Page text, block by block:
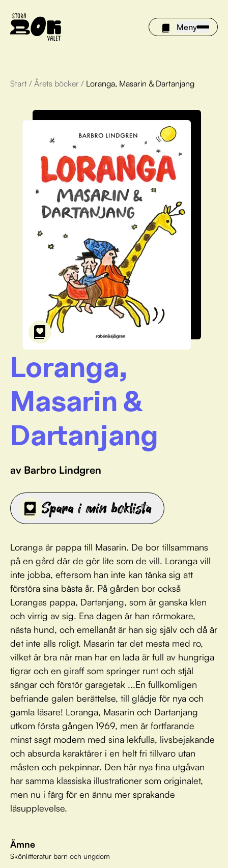
Meny
Årets böcker
Om Stora bokvalet
Olivia tipsar
Vinnare
FAQ
För bibliotek
Start / Årets böcker / Loranga, Masarin & Dartanjang
Loranga,
Masarin &
Dartanjang
av Barbro Lindgren
Spara i min boklista
Loranga är pappa till Masarin. De bor tillsammans
på en gård där de gör lite som de vill. Loranga vill
inte jobba, eftersom han inte kan tänka sig att
förstöra sina bästa år. På gården bor också
Lorangas pappa, Dartanjang, som är ganska klen
och virrig av sig. Ena dagen är han rörmokare,
nästa hund, och emellanåt är han sig själv och då är
det inte alls roligt. Masarin tar det mesta med ro,
vilket är bra när man har en lada är full av hungriga
tigrar och en giraff som springer runt och stjäl
sängar och förstör garagetak ...En fullkomligen
befriande galen berättelse, till glädje för nya och
gamla läsare! Loranga, Masarin och Dartanjang
utkom första gången 1969, men är fortfarande
minst sagt modern med sina lekfulla, livsbejakande
och absurda karaktärer i en helt fri tillvaro utan
måsten och pekpinnar. Den här nya fina utgåvan
har samma klassiska illustrationer som originalet,
men nu i färg för en ännu mer sprakande
läsupplevelse.
Ämne
Skönlitteratur barn och ungdom